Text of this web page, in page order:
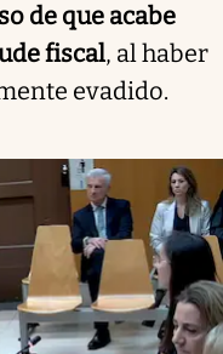
de que acabe
fiscal, al haber
evadido.